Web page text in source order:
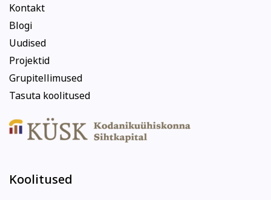
Kontakt
Blogi
Uudised
Projektid
Grupitellimused
Tasuta koolitused
Koolitused